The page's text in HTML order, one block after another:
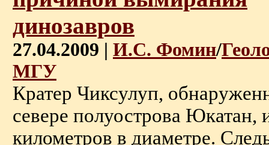
динозавров
27.04.2009 | И.С. Фомин/
МГУ
Кратер Чиксулуп,
севере полуострова Юкатан,
километров в диаметре.